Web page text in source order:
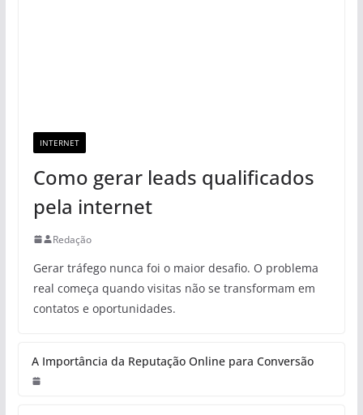
INTERNET
Como gerar leads qualificados
pela internet
Redação
Gerar tráfego nunca foi o maior desafio. O problema
real começa quando visitas não se transformam em
contatos e oportunidades.
A Importância da Reputação Online para Conversão